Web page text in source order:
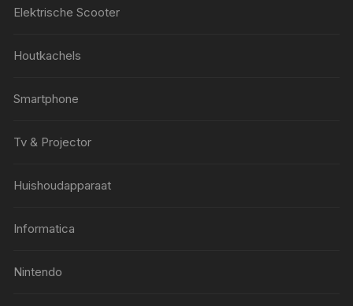
Elektrische Scooter
Houtkachels
Smartphone
Tv & Projector
Huishoudapparaat
Informatica
Nintendo